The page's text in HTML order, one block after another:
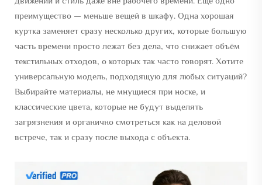
преимущество — меньше вещей в шкафу. Одна хорошая
куртка заменяет сразу несколько других, которые большую
часть времени просто лежат без дела, что снижает объём
текстильных отходов, о которых так часто говорят. Хотите
универсальную модель, подходящую для любых ситуаций?
Выбирайте материалы, не мнущиеся при носке, и
классические цвета, которые не будут выделять
загрязнения и органично смотреться как на деловой
встрече, так и сразу после выхода с объекта.